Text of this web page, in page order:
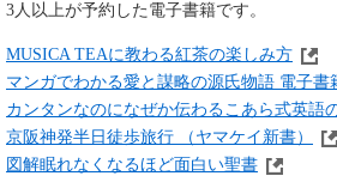
3人以上が予約した電子書籍です。
MUSICA TEAに教わる紅茶の楽しみ方
マンガでわかる愛と謀略の源氏物語 電子書
カンタンなのになぜか伝わるこあら式英語
京阪神発半日徒歩旅行 （ヤマケイ新書）
図解眠れなくなるほど面白い聖書